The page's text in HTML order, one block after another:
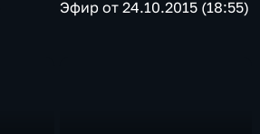
Эфир от 24.10.2015 (18:55)